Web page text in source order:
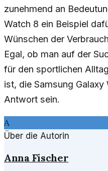
zunehmend an
Watch 8 ein Beispiel
Wünschen der
Egal, ob man auf der
für den sportlichen
ist, die Samsung
Antwort sein.
A
Über die Autorin
Anna Fischer